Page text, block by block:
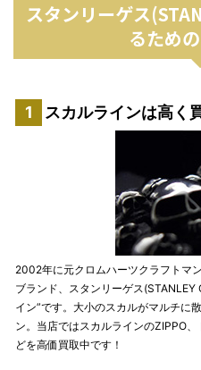
スタンリーゲス
るため
スカルラインは高く
2002年に元クロムハーツクラフトマ
ブランド、スタンリーゲス(STANLEY
イン”です。大小のスカルがマルチに
ン。当店ではスカルラインのZIPPO
どを高価買取中です！